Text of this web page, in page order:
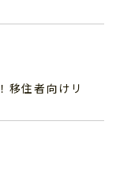
移住者向けリ